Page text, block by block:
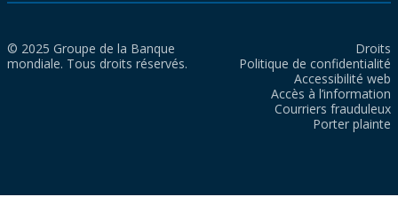
© 2025 Groupe de la Banque
mondiale. Tous droits réservés.
Droits
Politique de confidentialité
Accessibilité web
Accès à l’information
Courriers frauduleux
Porter plainte